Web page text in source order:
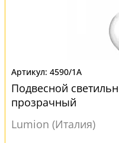
4590/1A
Подвесной
прозрачный
Lumion (Италия)